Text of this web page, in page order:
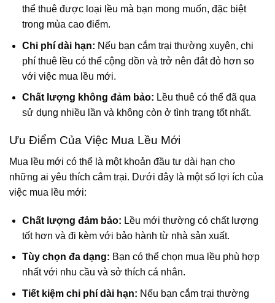
thể thuê được loại lều mà bạn mong muốn, đặc biệt
trong mùa cao điểm.
Chi phí dài hạn: Nếu bạn cắm trại thường xuyên, chi
phí thuê lều có thể cộng dồn và trở nên đắt đỏ hơn so
với việc mua lều mới.
Chất lượng không đảm bảo: Lều thuê có thể đã qua
sử dụng nhiều lần và không còn ở tình trạng tốt nhất.
Ưu Điểm Của Việc Mua Lều Mới
Mua lều mới có thể là một khoản đầu tư dài hạn cho
những ai yêu thích cắm trại. Dưới đây là một số lợi ích của
việc mua lều mới:
Chất lượng đảm bảo: Lều mới thường có chất lượng
tốt hơn và đi kèm với bảo hành từ nhà sản xuất.
Tùy chọn đa dạng: Bạn có thể chọn mua lều phù hợp
nhất với nhu cầu và sở thích cá nhân.
Tiết kiệm chi phí dài hạn: Nếu bạn cắm trại thường